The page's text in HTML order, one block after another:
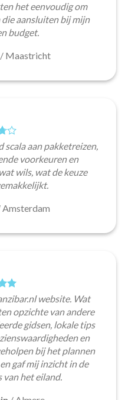
het eenvoudig om
aansluiten bij mijn
budget.
/ Maastricht
scala aan pakketreizen,
voorkeuren en
wils, wat de keuze
Amsterdam
website. Wat
opzichte van andere
gidsen, lokale tips
en
bij het plannen
gaf mij inzicht in de
het eiland.